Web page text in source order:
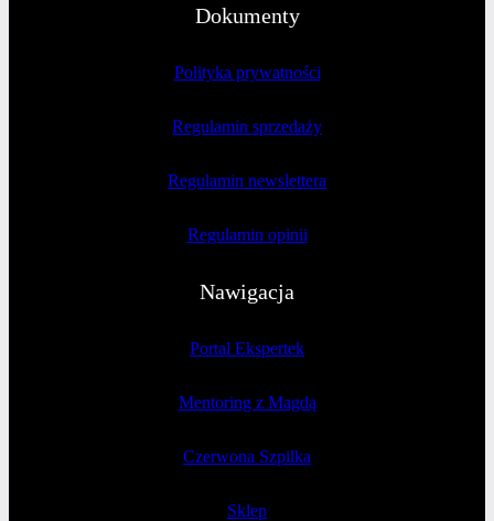
Dokumenty
Polityka prywatności
Regulamin sprzedaży
Regulamin newslettera
Regulamin opinii
Nawigacja
Portal Ekspertek
Mentoring z Magdą
Czerwona Szpilka
Sklep